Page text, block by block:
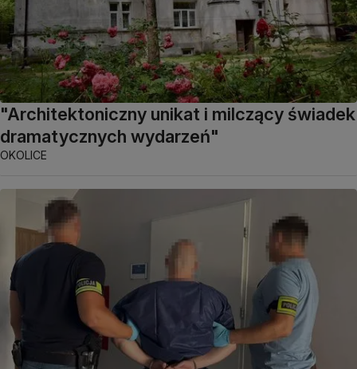
"Architektoniczny unikat i milczący świadek
dramatycznych wydarzeń"
OKOLICE